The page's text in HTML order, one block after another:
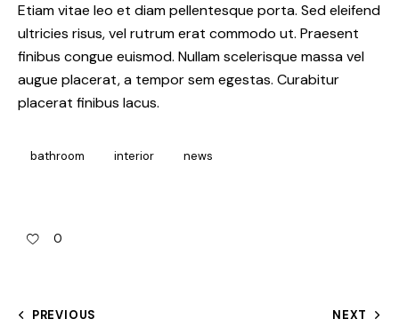
Etiam vitae leo et diam pellentesque porta. Sed eleifend
ultricies risus, vel rutrum erat commodo ut. Praesent
finibus congue euismod. Nullam scelerisque massa vel
augue placerat, a tempor sem egestas. Curabitur
placerat finibus lacus.
bathroom interior news
0
PREVIOUS NEXT